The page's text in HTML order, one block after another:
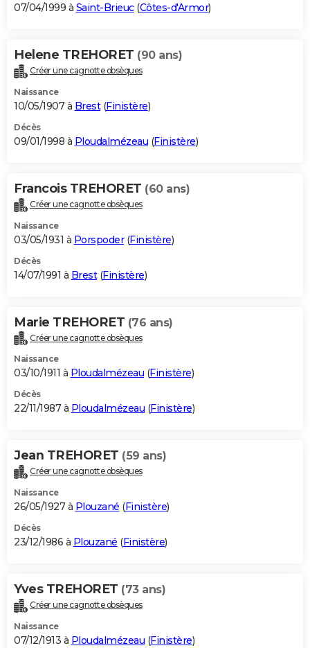
07/04/1999 à Saint-Brieuc(Côtes-d'Armor)
Helene TREHORET (90 ans)
Créer une cagnotte obsèques
Naissance
10/05/1907 à Brest(Finistère)
Décès
09/01/1998 à Ploudalmézeau (Finistère)
Francois TREHORET (60 ans)
Créer une cagnotte obsèques
Naissance
03/05/1931 à Porspoder(Finistère)
Décès
14/07/1991 à Brest(Finistère)
Marie TREHORET (76 ans)
Créer une cagnotte obsèques
Naissance
03/10/1911 à Ploudalmézeau (Finistère)
Décès
22/11/1987 à Ploudalmézeau (Finistère)
Jean TREHORET (59 ans)
Créer une cagnotte obsèques
Naissance
26/05/1927 à Plouzané (Finistère)
Décès
23/12/1986 à Plouzané (Finistère)
Yves TREHORET (73 ans)
Créer une cagnotte obsèques
Naissance
07/12/1913 à Ploudalmézeau (Finistère)